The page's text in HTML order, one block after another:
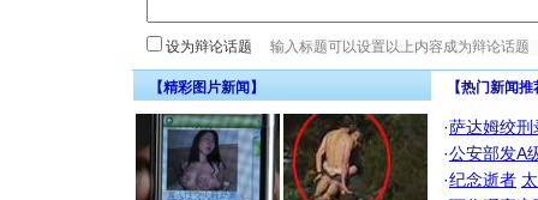
设为辩论话题
【精彩图片新闻】 【热门新闻
·萨达姆绞刑
·公安部发A
·纪念逝者